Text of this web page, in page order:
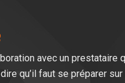
avec un prestataire
qu’il faut se préparer sur